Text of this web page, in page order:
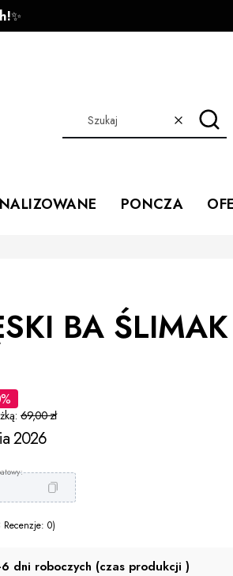
✨
WyczyśćSzukaj
PONCZA
BA ŚLIMAK
69,00 zł
2026
Recenzje: 0)
dni roboczych (czas produkcji )